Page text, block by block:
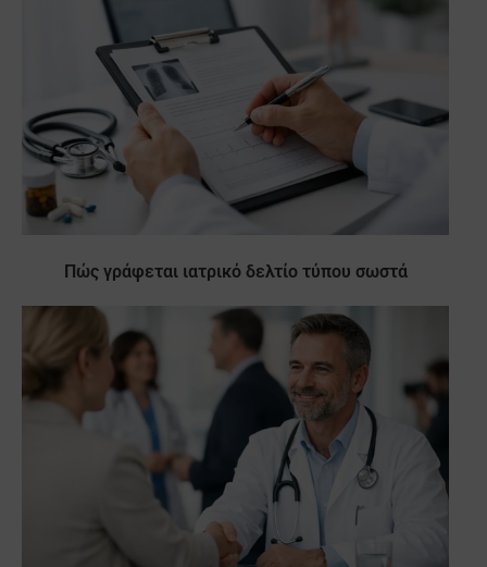
Πώς γράφεται ιατρικό δελτίο τύπου σωστά